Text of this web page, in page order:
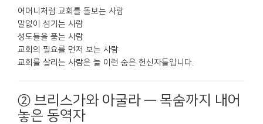
어머니처럼 교회를 돌보는 사람
말없이 섬기는 사람
성도들을 품는 사람
교회의 필요를 먼저 보는 사람
교회를 살리는 사람은 늘 이런 숨은 헌신자들입니다.
② 브리스가와 아굴라 — 목숨까지 내어
놓은 동역자